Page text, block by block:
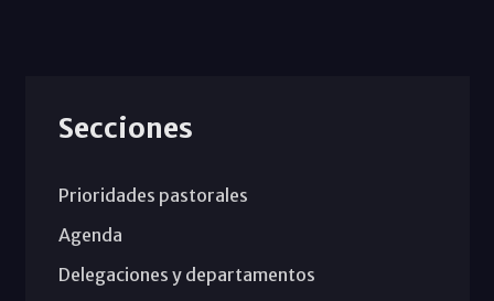
Secciones
Prioridades pastorales
Agenda
Delegaciones y departamentos